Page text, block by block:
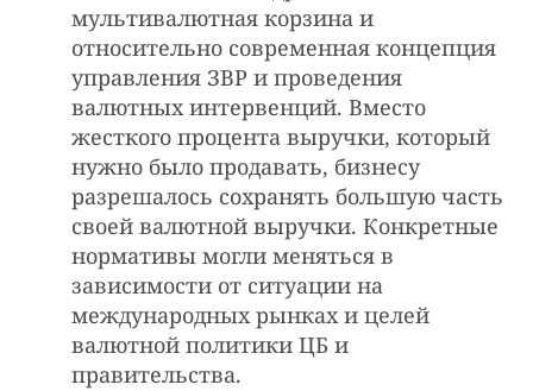
мультивалютная корзина и
относительно современная концепция
управления ЗВР и проведения
валютных интервенций. Вместо
жесткого процента выручки, который
нужно было продавать, бизнесу
разрешалось сохранять большую часть
своей валютной выручки. Конкретные
нормативы могли меняться в
зависимости от ситуации на
международных рынках и целей
валютной политики ЦБ и
правительства.